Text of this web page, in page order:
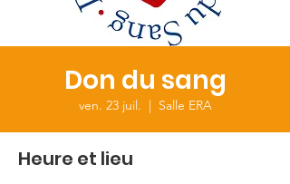
Don du sang
ven. 23 juil.
  |
Salle ERA
Heure et lieu